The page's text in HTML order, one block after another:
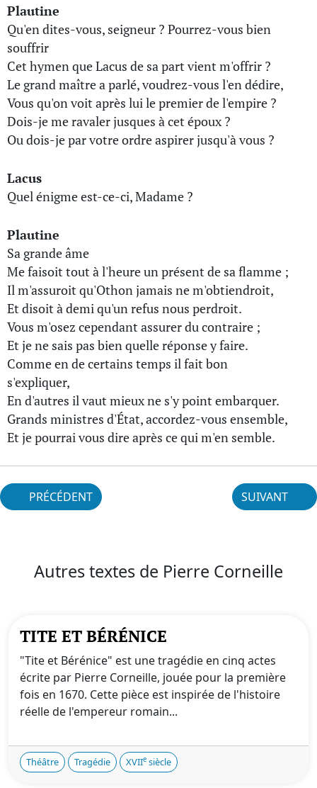
Plautine
Qu'en dites-vous, seigneur ? Pourrez-vous bien
souffrir
Cet hymen que Lacus de sa part vient m'offrir ?
Le grand maître a parlé, voudrez-vous l'en dédire,
Vous qu'on voit après lui le premier de l'empire ?
Dois-je me ravaler jusques à cet époux ?
Ou dois-je par votre ordre aspirer jusqu'à vous ?
Lacus
Quel énigme est-ce-ci, Madame ?
Plautine
Sa grande âme
Me faisoit tout à l'heure un présent de sa flamme ;
Il m'assuroit qu'Othon jamais ne m'obtiendroit,
Et disoit à demi qu'un refus nous perdroit.
Vous m'osez cependant assurer du contraire ;
Et je ne sais pas bien quelle réponse y faire.
Comme en de certains temps il fait bon
s'expliquer,
En d'autres il vaut mieux ne s'y point embarquer.
Grands ministres d'État, accordez-vous ensemble,
Et je pourrai vous dire après ce qui m'en semble.
PRÉCÉDENT SUIVANT
Autres textes de Pierre Corneille
TITE ET BÉRÉNICE
"Tite et Bérénice" est une tragédie en cinq actes
écrite par Pierre Corneille, jouée pour la première
fois en 1670. Cette pièce est inspirée de l'histoire
réelle de l'empereur romain...
Théâtre Tragédie XVIIe siècle